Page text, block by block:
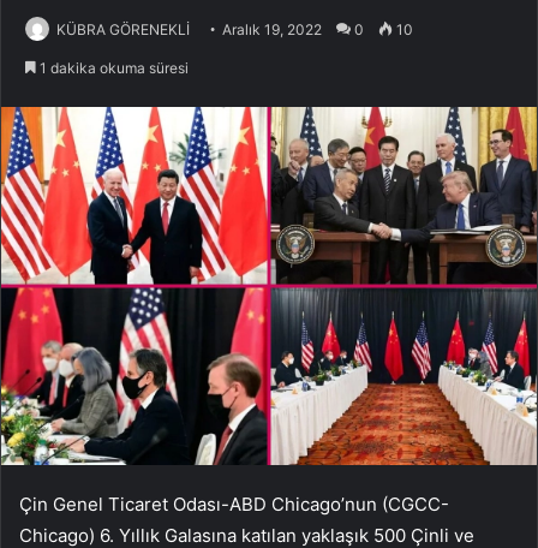
KÜBRA GÖRENEKLİ Aralık 19, 2022 0 10
1 dakika okuma süresi
Çin Genel Ticaret Odası-ABD Chicago’nun (CGCC-
Chicago) 6. Yıllık Galasına katılan yaklaşık 500 Çinli ve